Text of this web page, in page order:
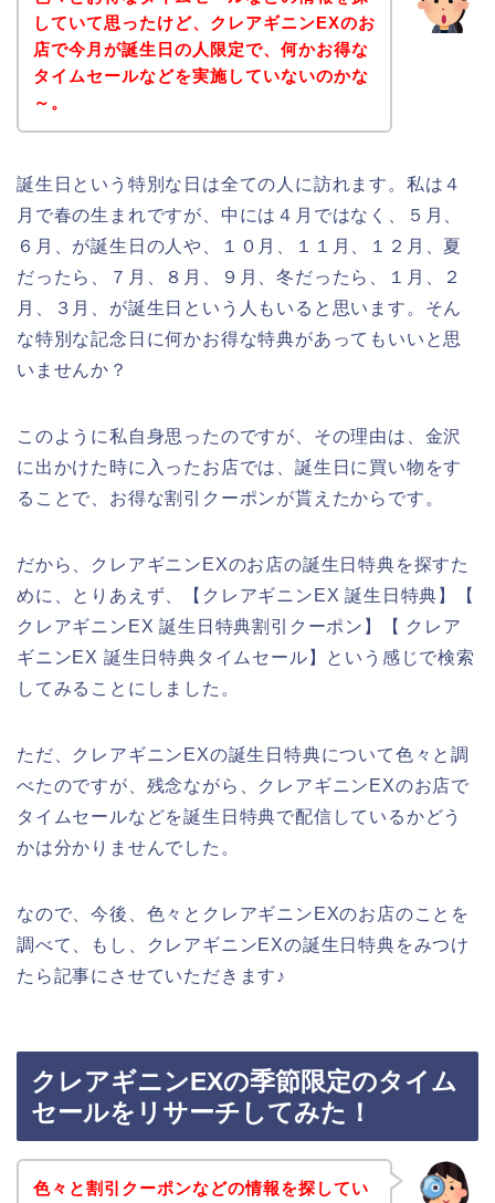
していて思ったけど、クレアギニンEXのお
店で今月が誕生日の人限定で、何かお得な
タイムセールなどを実施していないのかな
～。
誕生日という特別な日は全ての人に訪れます。私は４
月で春の生まれですが、中には４月ではなく、５月、
６月、が誕生日の人や、１０月、１１月、１２月、夏
だったら、７月、８月、９月、冬だったら、１月、２
月、３月、が誕生日という人もいると思います。そん
な特別な記念日に何かお得な特典があってもいいと思
いませんか？
このように私自身思ったのですが、その理由は、金沢
に出かけた時に入ったお店では、誕生日に買い物をす
ることで、お得な割引クーポンが貰えたからです。
だから、クレアギニンEXのお店の誕生日特典を探すた
めに、とりあえず、【クレアギニンEX 誕生日特典】【
クレアギニンEX 誕生日特典割引クーポン】【 クレア
ギニンEX 誕生日特典タイムセール】という感じで検索
してみることにしました。
ただ、クレアギニンEXの誕生日特典について色々と調
べたのですが、残念ながら、クレアギニンEXのお店で
タイムセールなどを誕生日特典で配信しているかどう
かは分かりませんでした。
なので、今後、色々とクレアギニンEXのお店のことを
調べて、もし、クレアギニンEXの誕生日特典をみつけ
たら記事にさせていただきます♪
クレアギニンEXの季節限定のタイム
セールをリサーチしてみた！
色々と割引クーポンなどの情報を探してい